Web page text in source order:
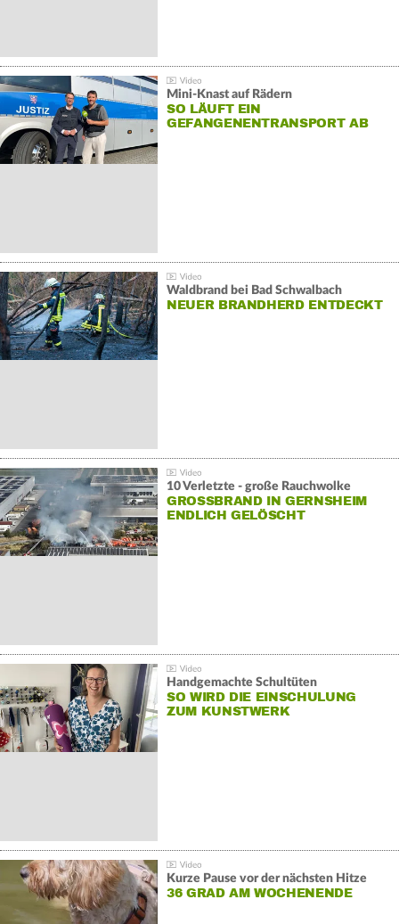
Mini-Knast auf Rädern
SO LÄUFT EIN
GEFANGENENTRANSPORT AB
Waldbrand bei Bad Schwalbach
NEUER BRANDHERD ENTDECKT
10 Verletzte - große Rauchwolke
GROSSBRAND IN GERNSHEIM E
NDLICH GELÖSCHT
Handgemachte Schultüten
SO WIRD DIE EINSCHULUNG
ZUM KUNSTWERK
Kurze Pause vor der nächsten Hitze
36 GRAD AM WOCHENENDE